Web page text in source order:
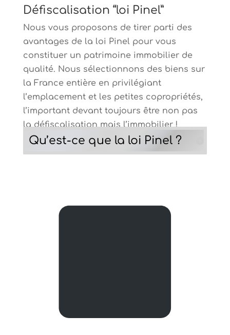
Défiscalisation “loi Pinel”
Nous vous proposons de tirer parti des
avantages de la loi Pinel pour vous
constituer un patrimoine immobilier de
qualité. Nous sélectionnons des biens sur
la France entière en privilégiant
l’emplacement et les petites copropriétés,
l’important devant toujours être non pas
la défiscalisation mais l’immobilier !
Qu’est-ce que la loi Pinel ?